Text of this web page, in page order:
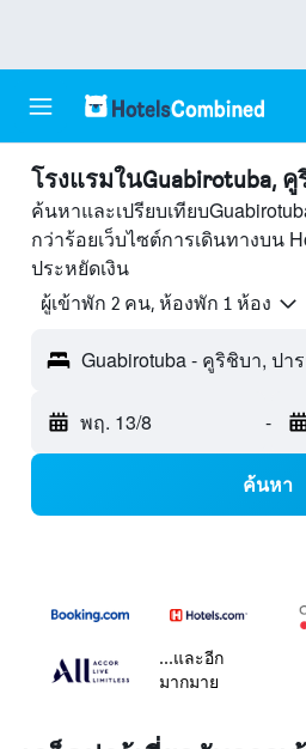
โรงแรมในGuabirotuba,
ค้นหาและเปรียบเทียบ
กว่าร้อยเว็บไซต์การเดินทางบน
ประหยัดเงิน
ผู้เข้าพัก 2 คน, ห้องพัก 1 ห้อง
Guabirotuba - คูริชิบา, ปา
พฤ. 13/8 -
ค้นหา
...และอีก
มากมาย